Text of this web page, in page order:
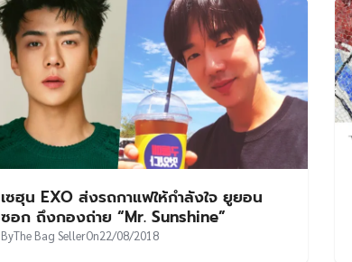
เซฮุน EXO ส่งรถกาแฟให้กำลังใจ ยูยอน
ซอก ถึงกองถ่าย “Mr. Sunshine”
ByThe Bag SellerOn22/08/2018